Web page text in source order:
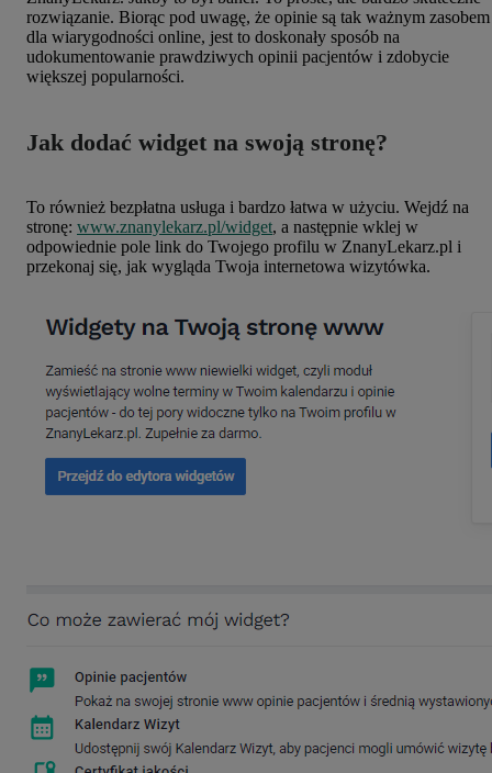
rozwiązanie. Biorąc pod uwagę, że opinie są tak ważnym zasobem
dla wiarygodności online, jest to doskonały sposób na
udokumentowanie prawdziwych opinii pacjentów i zdobycie
większej popularności.
Jak dodać widget na swoją stronę?
To również bezpłatna usługa i bardzo łatwa w użyciu. Wejdź na
stronę: www.znanylekarz.pl/widget, a następnie wklej w
odpowiednie pole link do Twojego profilu w ZnanyLekarz.pl i
przekonaj się, jak wygląda Twoja internetowa wizytówka.